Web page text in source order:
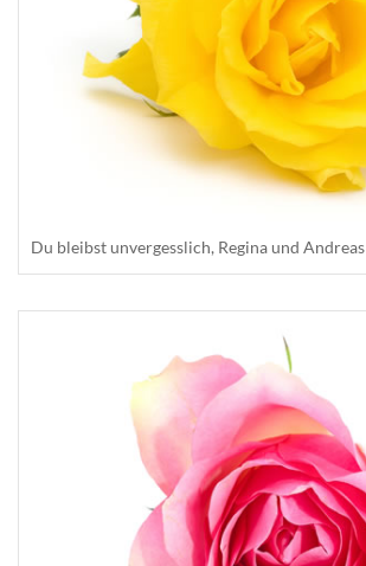
Du bleibst unvergesslich, Regina und Andreas